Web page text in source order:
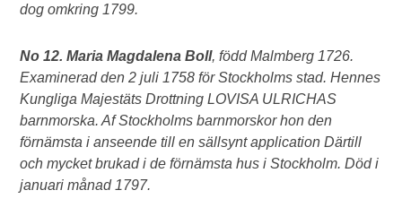
dog omkring 1799.
No 12. Maria Magdalena Boll, född Malmberg 1726.
Examinerad den 2 juli 1758 för Stockholms stad. Hennes
Kungliga Majestäts Drottning LOVISA ULRICHAS
barnmorska. Af Stockholms barnmorskor hon den
förnämsta i anseende till en sällsynt application Därtill
och mycket brukad i de förnämsta hus i Stockholm. Död i
januari månad 1797.